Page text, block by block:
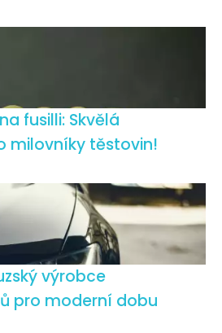
fusilli: Skvělá
milovníky těstovin!
výrobce
pro moderní dobu